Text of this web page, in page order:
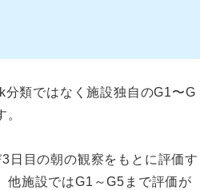
分類ではなく施設独自のG1〜G
日目の朝の観察をもとに評価す
他施設ではG1～G5まで評価が